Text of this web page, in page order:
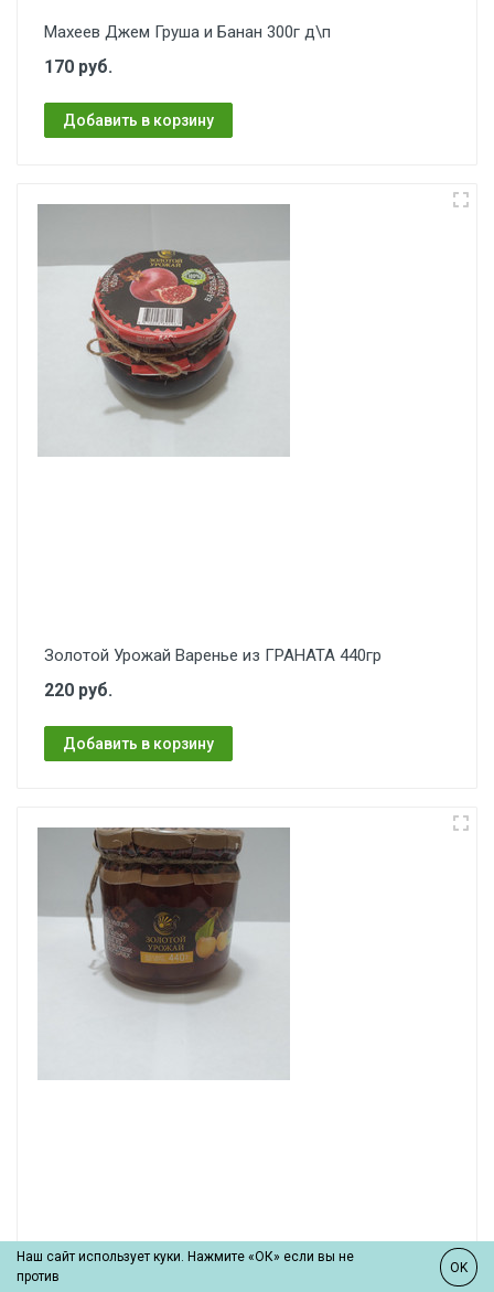
Махеев Джем Груша и Банан 300г д\п
170 руб.
Добавить в корзину
Золотой Урожай Варенье из ГРАНАТА 440гр
220 руб.
Добавить в корзину
Варенье из Белой Черешни "ВОСКИ" ст/б 350гр
Наш сайт использует куки. Нажмите «ОК» если вы не
против
OK